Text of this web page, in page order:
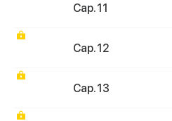
Cap. 11
Cap. 12
Cap. 13